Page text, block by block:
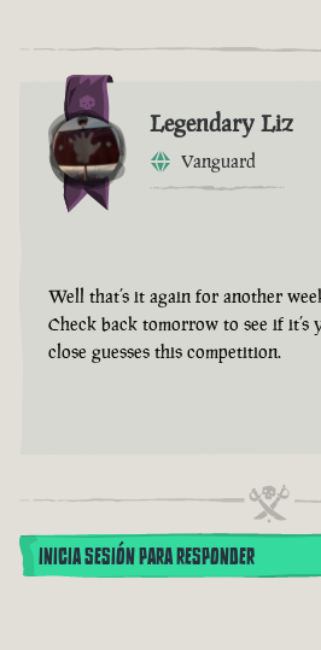
Legendary Liz
Vanguard
Well that’s it again for another
Check back tomorrow to see if it’s
close guesses this competition.
INICIA SESIÓN PARA RESPONDER